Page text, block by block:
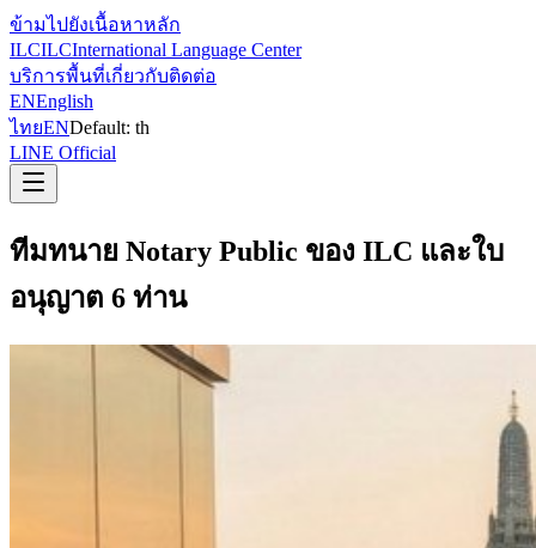
ข้ามไปยังเนื้อหาหลัก
ILCILCInternational Language Center
บริการพื้นที่เกี่ยวกับติดต่อ
ENEnglish
ไทยENDefault: th
LINE Official
ทีมทนาย Notary Public ของ ILC และใบ
อนุญาต 6 ท่าน